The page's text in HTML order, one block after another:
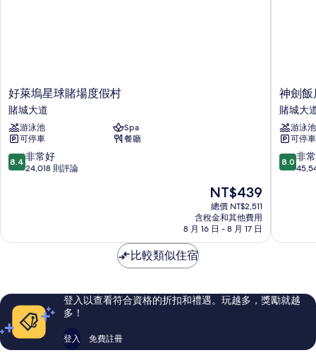
好
萊
塢
星
球
賭
場
大
好萊塢星球賭場度假村
賭城大道
游泳池
Spa
可停車
餐廳
8.4
分，
常
評
論
8.4 非常好
24,018 則評論
現
在
價
格
為
NT$439
總價 NT$2,511
含稅金和其他費用
8 月 16 日 - 8 月 17 日
神
劍
飯
店
及
賭
場
神劍飯
賭城大
游泳池
可停車
8.0
分，
常
評
論
8.0 非
比較類似住宿
登入以查看符合資格的折扣和禮遇。玩越多，獎勵就越
多！
登入 免費註冊